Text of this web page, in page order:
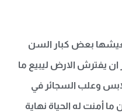
يعيشها بعض كبار السن
ان يفترش الارض ليبيع ما
وعلب السجائر في
أمنت له الحياة نهاية